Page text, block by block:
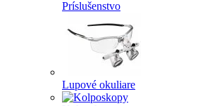
Príslušenstvo
Lupové okuliare